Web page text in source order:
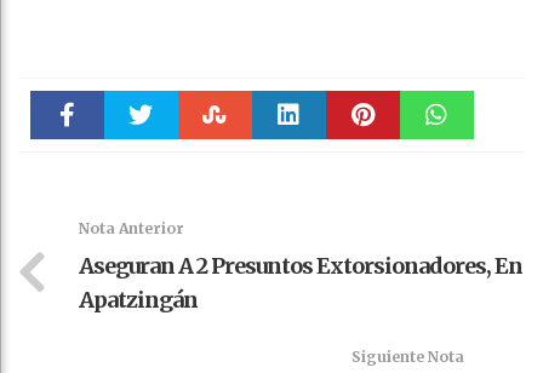
Nota Anterior
Aseguran A 2 Presuntos Extorsionadores, En
Apatzingán
Siguiente Nota